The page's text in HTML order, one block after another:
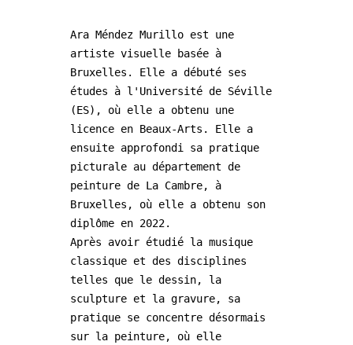
Ara Méndez Murillo est une
artiste visuelle basée à
Bruxelles. Elle a débuté ses
études à l'Université de Séville
(ES), où elle a obtenu une
licence en Beaux-Arts. Elle a
ensuite approfondi sa pratique
picturale au département de
peinture de La Cambre, à
Bruxelles, où elle a obtenu son
diplôme en 2022.
Après avoir étudié la musique
classique et des disciplines
telles que le dessin, la
sculpture et la gravure, sa
pratique se concentre désormais
sur la peinture, où elle